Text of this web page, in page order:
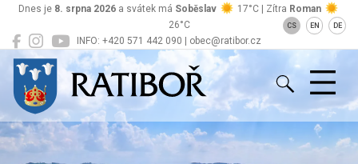
INFO: +420 571 442 090 | obec@ratibor.cz
Dnes je 8. srpna 2026 a svátek má Soběslav 17°C | Zítra Roman
26°C
CS EN DE
Ratiboř